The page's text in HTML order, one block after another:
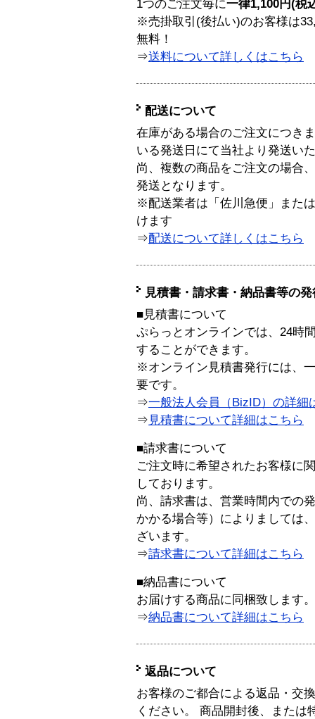
1つのご注文毎に一律1,100円(税
※売掛取引(後払い)のお客様は
無料！
⇒送料について詳しくはこちら
配送について
在庫がある場合のご注文につき
いる発送日にて当社より発送い
尚、複数の商品をご注文の場合
発送となります。
※配送業者は「佐川急便」また
けます
⇒配送について詳しくはこちら
見積書・請求書・納品書等の
■見積書について
ぷらっとオンラインでは、24時
することができます。
※オンライン見積書発行には、
要です。
⇒一般法人会員（BizID）の詳細
⇒ 見積書について詳細はこちら
■請求書について
ご注文時に希望されたお客様に
しております。
尚、請求書は、営業時間内での
かかる場合等）によりましては
ざいます。
⇒請求書について詳細はこちら
■納品書について
お届けする商品に同梱致します。
⇒納品書について詳細はこちら
返品について
お客様のご都合による返品・交
ください。 商品開封後、または